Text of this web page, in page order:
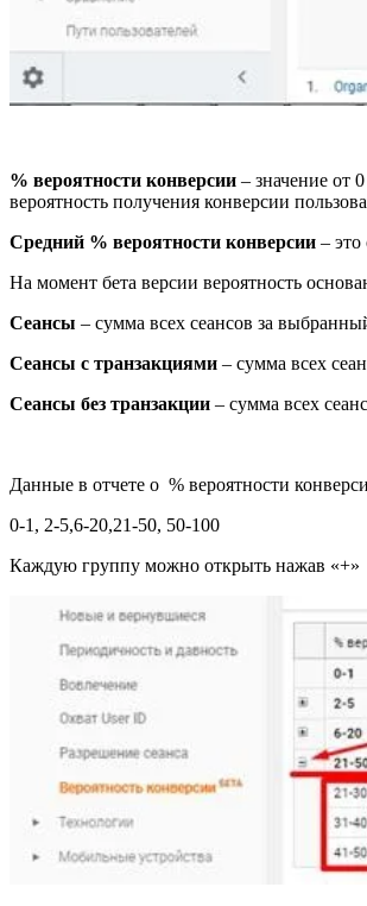
% вероятности конверсии – значение от
вероятность получения конверсии
Средний % вероятности конверсии – это
На момент бета версии вероятность
Сеансы – сумма всех сеансов за
Сеансы с транзакциями – сумма всех
Сеансы без транзакции – сумма всех
Данные в отчете о % вероятности
0-1, 2-5,6-20,21-50, 50-100
Каждую группу можно открыть нажав «+»